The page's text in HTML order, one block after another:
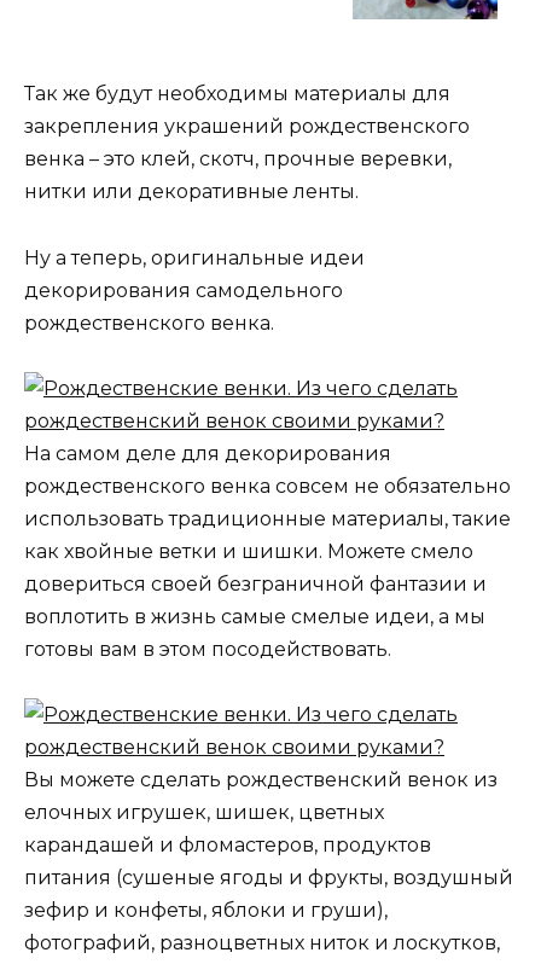
Так же будут необходимы материалы для
закрепления украшений рождественского
венка – это клей, скотч, прочные веревки,
нитки или декоративные ленты.
Ну а теперь, оригинальные идеи
декорирования самодельного
рождественского венка.
На самом деле для декорирования
рождественского венка совсем не обязательно
использовать традиционные материалы, такие
как хвойные ветки и шишки. Можете смело
довериться своей безграничной фантазии и
воплотить в жизнь самые смелые идеи, а мы
готовы вам в этом посодействовать.
Вы можете сделать рождественский венок из
елочных игрушек, шишек, цветных
карандашей и фломастеров, продуктов
питания (сушеные ягоды и фрукты, воздушный
зефир и конфеты, яблоки и груши),
фотографий, разноцветных ниток и лоскутков,